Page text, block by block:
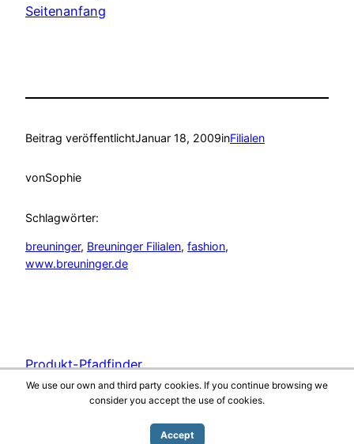
Seitenanfang
Beitrag veröffentlichtJanuar 18, 2009inFilialen
vonSophie
Schlagwörter:
breuninger, Breuninger Filialen, fashion
www.breuninger.de
Produkt-Pfadfinder
Mit Stolz präsentiert von
We use our own and third party cookies. If you continue browsing we
consider you accept the use of cookies.
Accept